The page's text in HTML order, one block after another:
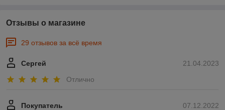
Отзывы о магазине
29 отзывов за всё время
21.04.2023
Сергей
Отлично
07.12.2022
Покупатель